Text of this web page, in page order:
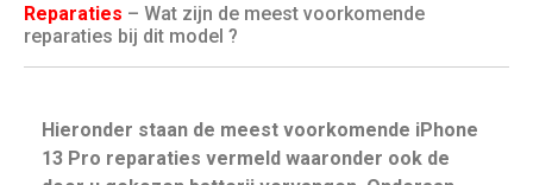
Reparaties – Wat zijn de meest voorkomende
reparaties bij dit model ?
Hieronder staan de meest voorkomende iPhone
13 Pro reparaties vermeld waaronder ook de